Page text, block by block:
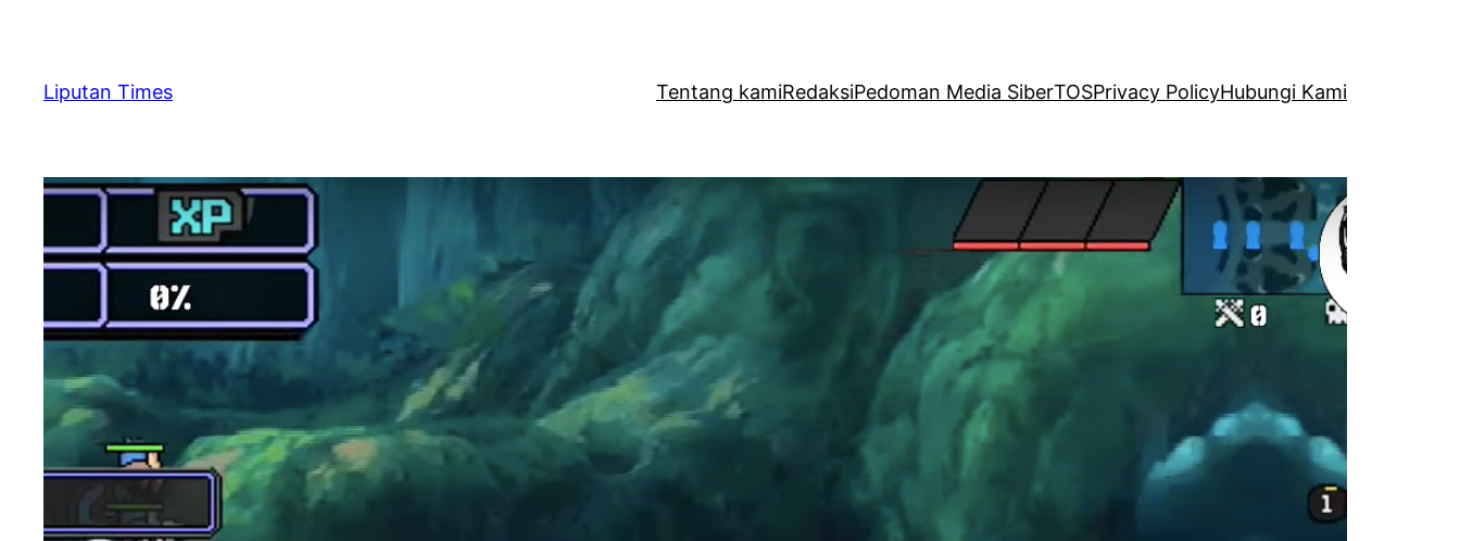
content
Liputan Times Tentang kamiRedaksiPedoman Media SiberTOSPrivacy PolicyHubungi Kami